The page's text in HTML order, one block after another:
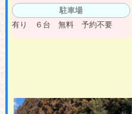
駐車場
有り ６台 無料 予約不要